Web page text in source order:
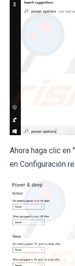
Ahora haga clic en "
en Configuración